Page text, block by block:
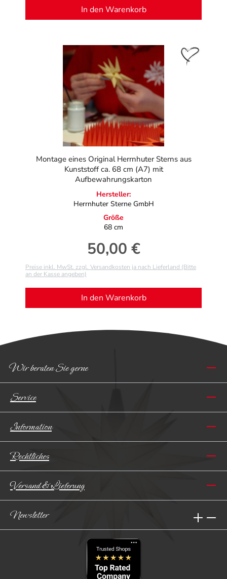
In den Warenkorb
Montage eines Original Herrnhuter Sterns aus
Kunststoff ca. 68 cm (A7) mit
Aufbewahrungskarton
Hersteller:
Herrnhuter Sterne GmbH
Größe
68 cm
Regulärer Preis:
50,00 €
Preise inkl. MwSt. zzgl. Versandkosten ja nach Lieferland (Bitte
an der Kasse angeben)
In den Warenkorb
Wir beraten Sie gerne
Service
Information
Rechtliches
Versand & Lieferung
Newsletter